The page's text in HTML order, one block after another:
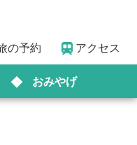
の予約 アクセス
おみやげ